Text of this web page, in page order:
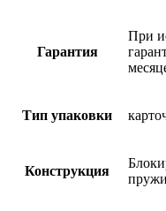
Гарантия
При
Тип упаковки
Конструкция